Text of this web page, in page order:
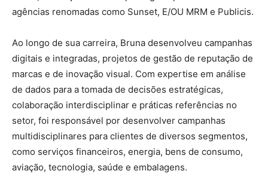
agências renomadas como Sunset, E/OU MRM e Publicis.
Ao longo de sua carreira, Bruna desenvolveu campanhas
digitais e integradas, projetos de gestão de reputação de
marcas e de inovação visual. Com expertise em análise
de dados para a tomada de decisões estratégicas,
colaboração interdisciplinar e práticas referências no
setor, foi responsável por desenvolver campanhas
multidisciplinares para clientes de diversos segmentos,
como serviços financeiros, energia, bens de consumo,
aviação, tecnologia, saúde e embalagens.